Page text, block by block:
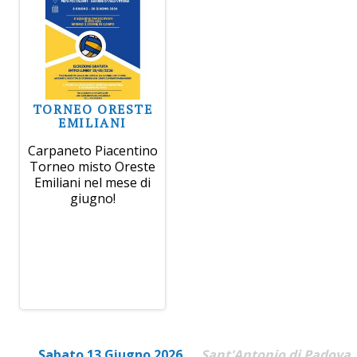
TORNEO ORESTE
EMILIANI
Carpaneto Piacentino
Torneo misto Oreste
Emiliani nel mese di
giugno!